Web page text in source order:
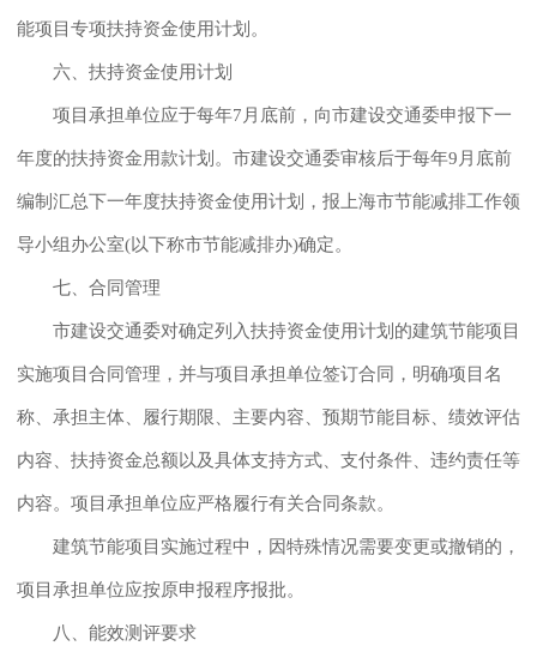
能项目专项扶持资金使用计划。
六、扶持资金使用计划
项目承担单位应于每年7月底前，向市建设交通委申报下一
年度的扶持资金用款计划。市建设交通委审核后于每年9月底前
编制汇总下一年度扶持资金使用计划，报上海市节能减排工作领
导小组办公室(以下称市节能减排办)确定。
七、合同管理
市建设交通委对确定列入扶持资金使用计划的建筑节能项目
实施项目合同管理，并与项目承担单位签订合同，明确项目名
称、承担主体、履行期限、主要内容、预期节能目标、绩效评估
内容、扶持资金总额以及具体支持方式、支付条件、违约责任等
内容。项目承担单位应严格履行有关合同条款。
建筑节能项目实施过程中，因特殊情况需要变更或撤销的，
项目承担单位应按原申报程序报批。
八、能效测评要求